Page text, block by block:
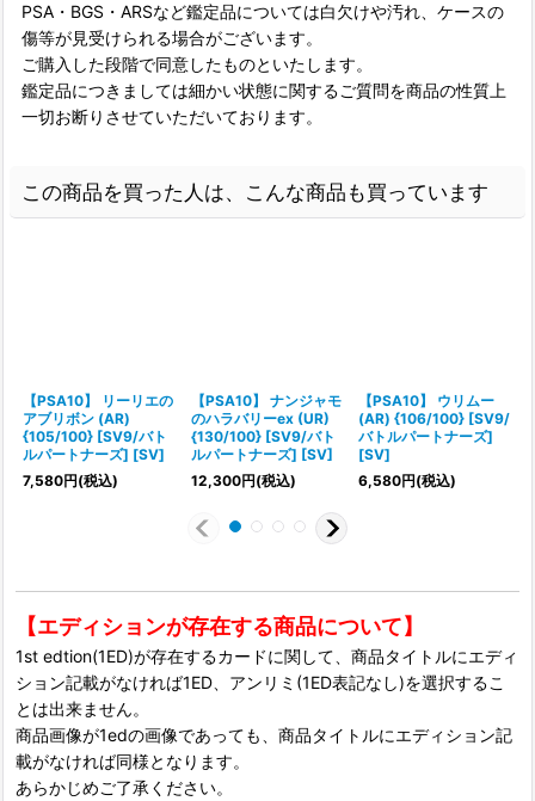
PSA・BGS・ARSなど鑑定品については白欠けや汚れ、ケースの
傷等が見受けられる場合がございます。
ご購入した段階で同意したものといたします。
鑑定品につきましては細かい状態に関するご質問を商品の性質上
一切お断りさせていただいております。
この商品を買った人は、こんな商品も買っています
【PSA10】 リーリエの
アブリボン (AR)
{105/100} [SV9/バト
ルパートナーズ] [SV]
7,580円(税込)
【PSA10】 ナンジャモ
のハラバリーex (UR)
{130/100} [SV9/バト
ルパートナーズ] [SV]
12,300円(税込)
【PSA10】 ウリムー
(AR) {106/100} [SV9/
バトルパートナーズ]
[SV]
6,580円(税込)
【エディションが存在する商品について】
1st edtion(1ED)が存在するカードに関して、商品タイトルにエディ
ション記載がなければ1ED、アンリミ(1ED表記なし)を選択するこ
とは出来ません。
商品画像が1edの画像であっても、商品タイトルにエディション記
載がなければ同様となります。
あらかじめご了承ください。